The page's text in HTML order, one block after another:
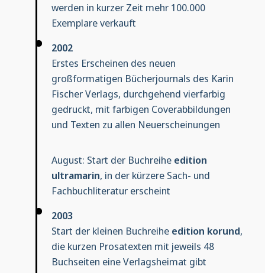
werden in kurzer Zeit mehr 100.000
Exemplare verkauft
2002
Erstes Erscheinen des neuen
großformatigen Bücherjournals des Karin
Fischer Verlags, durchgehend vierfarbig
gedruckt, mit farbigen Coverabbildungen
und Texten zu allen Neuerscheinungen
August: Start der Buchreihe edition
ultramarin, in der kürzere Sach- und
Fachbuchliteratur erscheint
2003
Start der kleinen Buchreihe edition korund,
die kurzen Prosatexten mit jeweils 48
Buchseiten eine Verlagsheimat gibt